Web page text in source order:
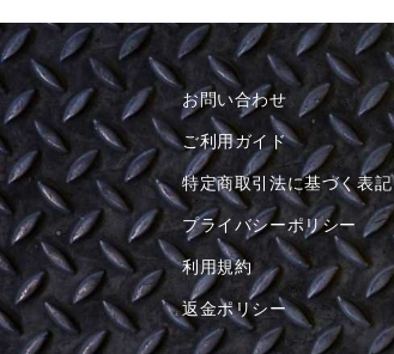
お問い合わせ
ご利用ガイド
特定商取引法に基づく表記
プライバシーポリシー
利用規約
返金ポリシー